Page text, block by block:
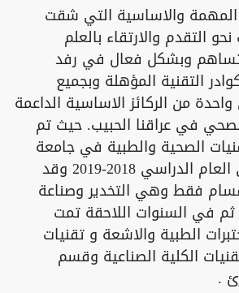
المهمة والاساسية التي شقت
التقدم والارتقاء بالعلم
وبشكل فعال في رفد
التقنية المؤهلة وبجميع
من الركائز الاساسية الداعمة
في عراقنا الحبيب. حيث تم
الصحية والطبية في جامعة
العين العراقية في العام الدراسي 2018-2019 وقد
فقط وهي التخدير وصناعة
ثم في السنوات اللاحقة تمت
الطبية والاشعة و تقنيات
الكلية الصناعية وقسم
.